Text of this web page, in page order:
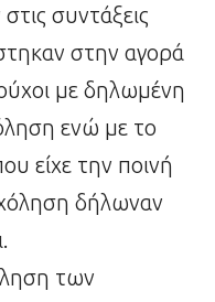
συντάξεις
στην αγορά
με δηλωμένη
ενώ με το
είχε την ποινή
δήλωναν
των